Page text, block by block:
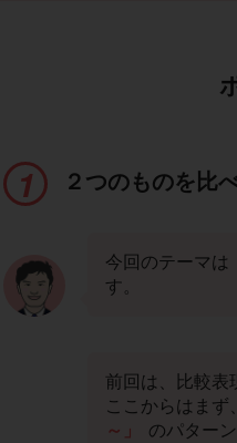
２つのものを比
今回のテーマは
す。
前回は、比較表
ここからはま
～」
のパター